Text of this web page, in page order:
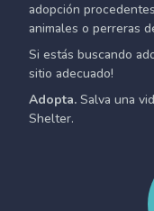
adopción
animales o perreras
Si estás buscando
sitio adecuado!
Adopta. Salva una
Shelter.